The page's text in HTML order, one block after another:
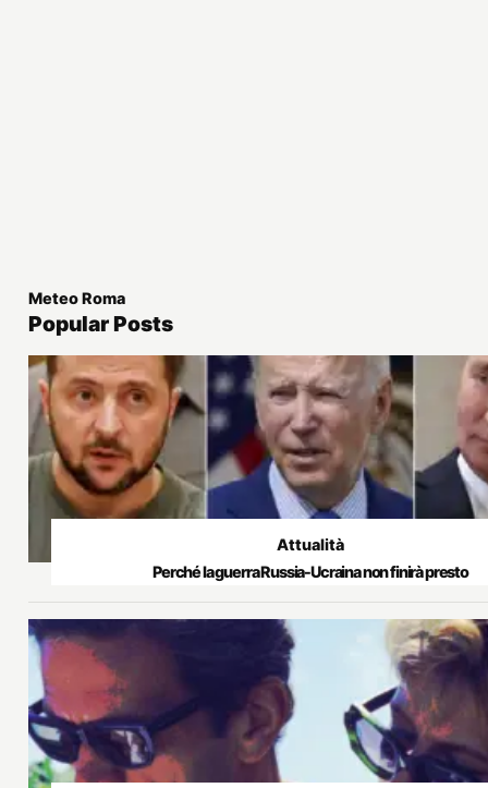
Meteo Roma
Popular Posts
Attualità
Perché la guerra Russia-Ucraina non finirà presto